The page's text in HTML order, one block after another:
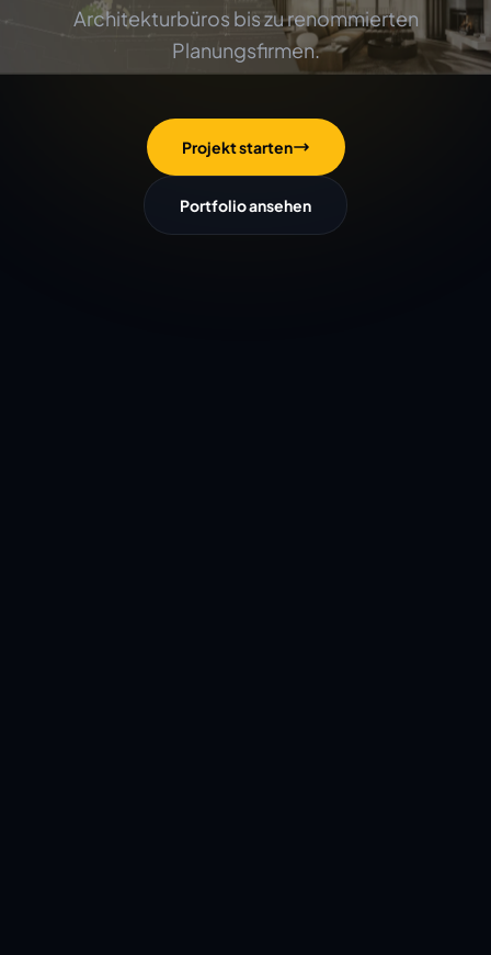
Architekturbüros bis zu renommierten
Planungsfirmen.
Projekt starten
Portfolio ansehen